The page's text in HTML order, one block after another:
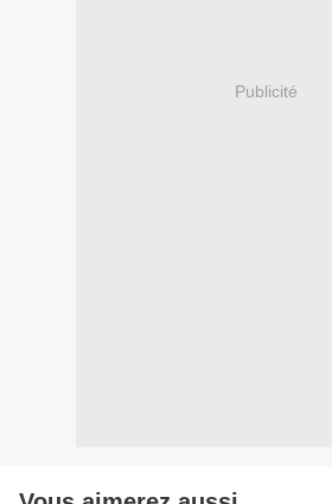
Publicité